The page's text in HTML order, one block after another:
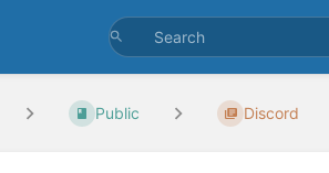
Public Discord